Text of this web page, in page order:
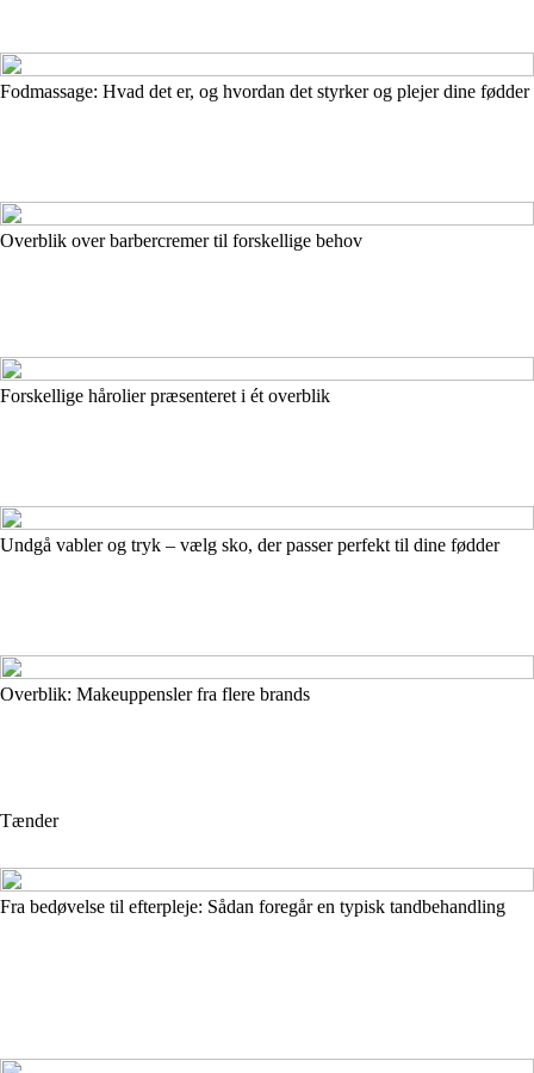
Fodmassage: Hvad det er, og hvordan det styrker og plejer dine fødder
Overblik over barbercremer til forskellige behov
Forskellige hårolier præsenteret i ét overblik
Undgå vabler og tryk – vælg sko, der passer perfekt til dine fødder
Overblik: Makeuppensler fra flere brands
Tænder
Fra bedøvelse til efterpleje: Sådan foregår en typisk tandbehandling